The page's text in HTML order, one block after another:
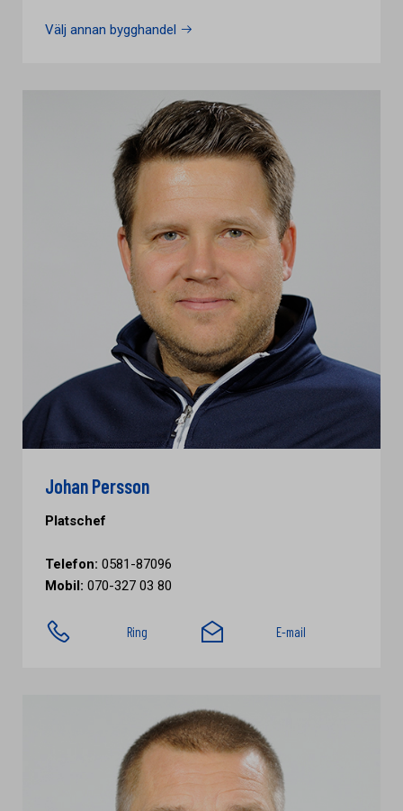
Välj annan bygghandel
Johan Persson
Platschef
Telefon: 0581-87096
Mobil: 070-327 03 80
Ring E-mail